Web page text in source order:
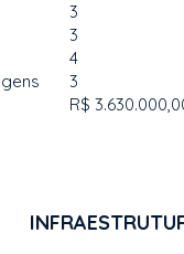
3
3
4
3
R$